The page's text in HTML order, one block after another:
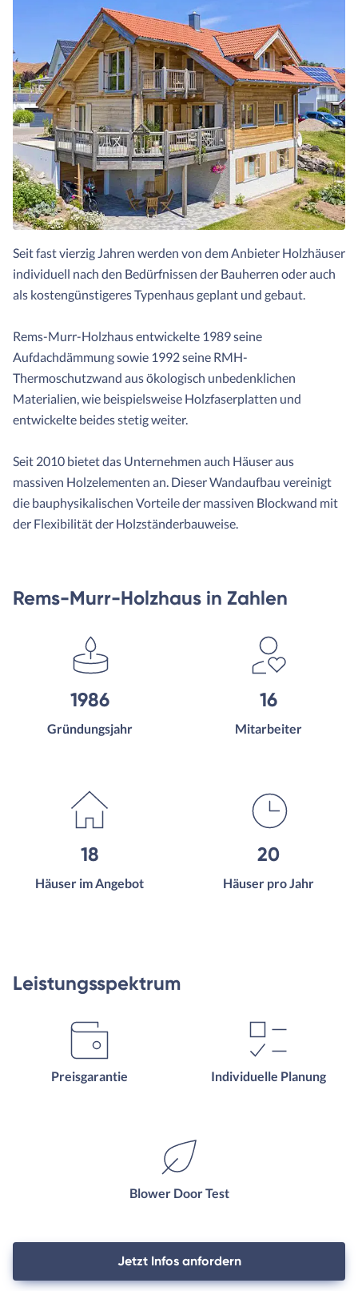
Seit fast vierzig Jahren werden von dem Anbieter Holzhäuser
individuell nach den Bedürfnissen der Bauherren oder auch
als kostengünstigeres Typenhaus geplant und gebaut.
Rems-Murr-Holzhaus entwickelte 1989 seine
Aufdachdämmung sowie 1992 seine RMH-
Thermoschutzwand aus ökologisch unbedenklichen
Materialien, wie beispielsweise Holzfaserplatten und
entwickelte beides stetig weiter.
Seit 2010 bietet das Unternehmen auch Häuser aus
massiven Holzelementen an. Dieser Wandaufbau vereinigt
die bauphysikalischen Vorteile der massiven Blockwand mit
der Flexibilität der Holzständerbauweise.
Rems-Murr-Holzhaus in Zahlen
1986
Gründungsjahr
16
Mitarbeiter
18
Häuser im Angebot
20
Häuser pro Jahr
Leistungsspektrum
Preisgarantie Individuelle Planung
Blower Door Test
Jetzt Infos anfordern